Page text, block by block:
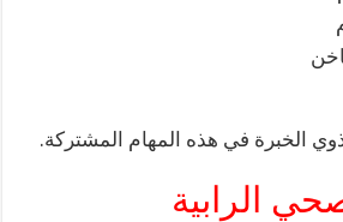
الخبرة في هذه المهام المشتركة.
الرابية